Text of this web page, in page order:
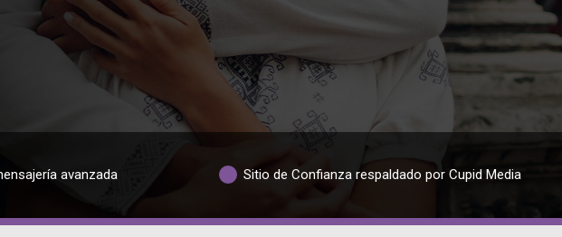
avanzada Sitio de Confianza respaldado por Cupid Media